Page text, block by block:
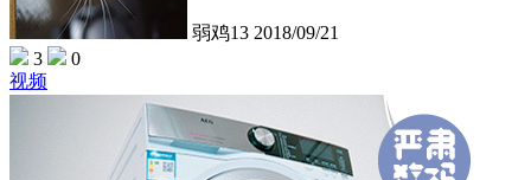
弱鸡13 2018/09/21
3
0
视频